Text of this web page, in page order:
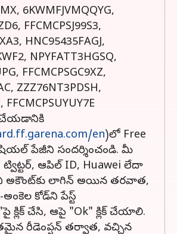
6KWMFJVMQQYG,
FFCMCPSJ99S3,
HNC95435FAGJ,
NPYFATT3HGSQ,
FFCMCPSGC9XZ,
ZZZ76NT3PDSH,
FFCMCPSUYUY7E
చేయడానికి
en)లో Free
పేజీని సందర్శించండి. మీ
ట్విట్టర్, ఆపిల్ ID, Huawei లేదా
అకౌంట్‌కు లాగిన్ అయిన తరవాత,
అంకెల కోడ్‌ని పేస్ట్
క్లిక్ చేసి, ఆపై "Ok" క్లిక్ చేయాలి.
రీడెంప్షన్ తర్వాత, వచ్చిన